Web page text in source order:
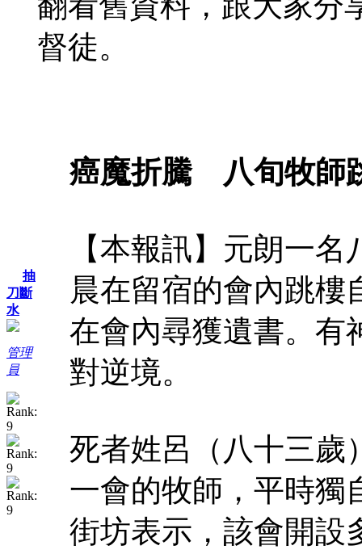
抽
刀斷
水
管理
員
督徒。
癌魔折騰 八旬牧師
【本報訊】元朗一
晨在留宿的會內跳樓
在會內尋獲遺書。有
對逆境。
死者姓呂（八十三歲
一會的牧師，平時獨
街坊表示，該會開設